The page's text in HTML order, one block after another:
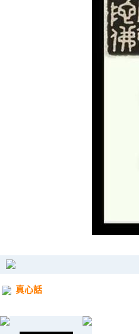
真心話